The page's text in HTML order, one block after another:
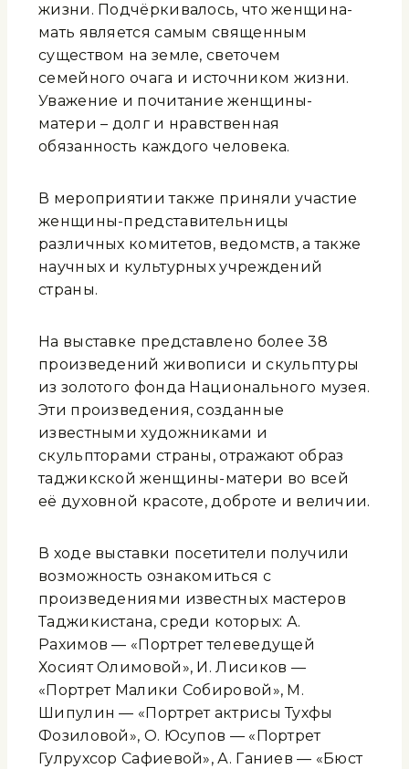
жизни. Подчёркивалось, что женщина-
мать является самым священным
существом на земле, светочем
семейного очага и источником жизни.
Уважение и почитание женщины-
матери – долг и нравственная
обязанность каждого человека.
В мероприятии также приняли участие
женщины-представительницы
различных комитетов, ведомств, а также
научных и культурных учреждений
страны.
На выставке представлено более 38
произведений живописи и скульптуры
из золотого фонда Национального музея.
Эти произведения, созданные
известными художниками и
скульпторами страны, отражают образ
таджикской женщины-матери во всей
её духовной красоте, доброте и величии.
В ходе выставки посетители получили
возможность ознакомиться с
произведениями известных мастеров
Таджикистана, среди которых: А.
Рахимов — «Портрет телеведущей
Хосият Олимовой», И. Лисиков —
«Портрет Малики Собировой», М.
Шипулин — «Портрет актрисы Тухфы
Фозиловой», О. Юсупов — «Портрет
Гулрухсор Сафиевой», А. Ганиев — «Бюст